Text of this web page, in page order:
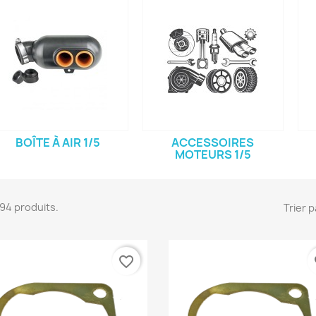
BOÎTE À AIR 1/5 ACCESSOIRES
MOTEURS 1/5
produits. Trier
favorite_border